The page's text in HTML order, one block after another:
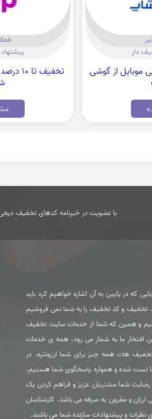
دار
موبایل از گوشی
تخفیف
با عضویت در خبرنامه کدهای تخفیف دیجی
که در پایین به آن اشاره خواهیم کرد باید
تخفیف و کد تخفیف را به شما نمی فروشیم
و همین که شما از خدمات سایت تخفیف
افتخار ما به شمار می رود. همه ی خدمات
هات همه چیز برای شما ارزونتره. در
شده و همواره پاسخگوی شما هستیم.
شما مشتریان عزیز و فراهم کردن یک
ارزان و مقرون به صرفه می باشد. کارشناسان
نظرات و پیشنهادات سازنده شما می باشند.